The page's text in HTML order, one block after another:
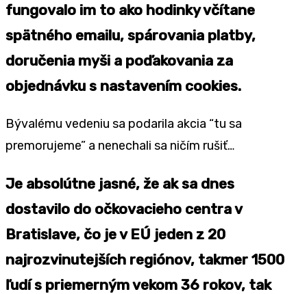
fungovalo im to ako hodinky včítane
spätného emailu, spárovania platby,
doručenia myši a poďakovania za
objednávku s nastavením cookies.
Bývalému vedeniu sa podarila akcia “tu sa
premorujeme” a nenechali sa ničím rušiť…
Je absolútne jasné, že ak sa dnes
dostavilo do očkovacieho centra v
Bratislave, čo je v EÚ jeden z 20
najrozvinutejších regiónov, takmer 1500
ľudí s priemerným vekom 36 rokov, tak